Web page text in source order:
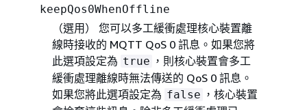
keepQos0WhenOffline
（選用） 您可以多工緩衝處理核心裝置離
線時接收的 MQTT QoS 0 訊息。如果您將
此選項設定為 true ，則核心裝置會多工
緩衝處理離線時無法傳送的 QoS 0 訊息。
如果您將此選項設定為 false ，核心裝置